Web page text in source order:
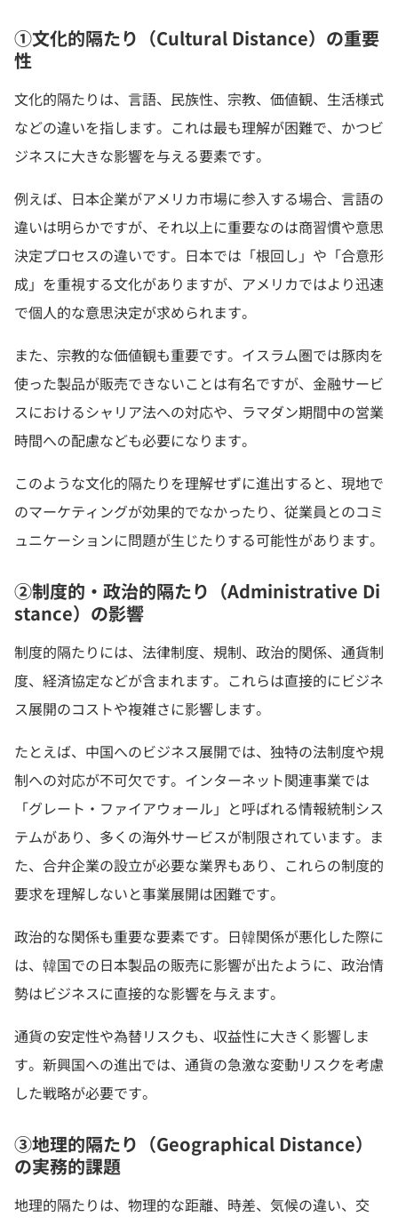
①文化的隔たり（Cultural Distance）の重要
性
文化的隔たりは、言語、民族性、宗教、価値観、生活様式
などの違いを指します。これは最も理解が困難で、かつビ
ジネスに大きな影響を与える要素です。
例えば、日本企業がアメリカ市場に参入する場合、言語の
違いは明らかですが、それ以上に重要なのは商習慣や意思
決定プロセスの違いです。日本では「根回し」や「合意形
成」を重視する文化がありますが、アメリカではより迅速
で個人的な意思決定が求められます。
また、宗教的な価値観も重要です。イスラム圏では豚肉を
使った製品が販売できないことは有名ですが、金融サービ
スにおけるシャリア法への対応や、ラマダン期間中の営業
時間への配慮なども必要になります。
このような文化的隔たりを理解せずに進出すると、現地で
のマーケティングが効果的でなかったり、従業員とのコミ
ュニケーションに問題が生じたりする可能性があります。
②制度的・政治的隔たり（Administrative Di
stance）の影響
制度的隔たりには、法律制度、規制、政治的関係、通貨制
度、経済協定などが含まれます。これらは直接的にビジネ
ス展開のコストや複雑さに影響します。
たとえば、中国へのビジネス展開では、独特の法制度や規
制への対応が不可欠です。インターネット関連事業では
「グレート・ファイアウォール」と呼ばれる情報統制シス
テムがあり、多くの海外サービスが制限されています。ま
た、合弁企業の設立が必要な業界もあり、これらの制度的
要求を理解しないと事業展開は困難です。
政治的な関係も重要な要素です。日韓関係が悪化した際に
は、韓国での日本製品の販売に影響が出たように、政治情
勢はビジネスに直接的な影響を与えます。
通貨の安定性や為替リスクも、収益性に大きく影響しま
す。新興国への進出では、通貨の急激な変動リスクを考慮
した戦略が必要です。
③地理的隔たり（Geographical Distance）
の実務的課題
地理的隔たりは、物理的な距離、時差、気候の違い、交